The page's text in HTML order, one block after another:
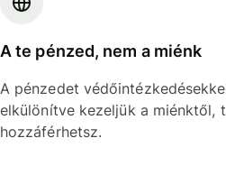
A te pénzed, nem a miénk
A pénzedet
elkülönítve kezeljük a miénktől,
hozzáférhetsz.